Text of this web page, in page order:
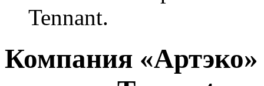
Tennant.
Компания